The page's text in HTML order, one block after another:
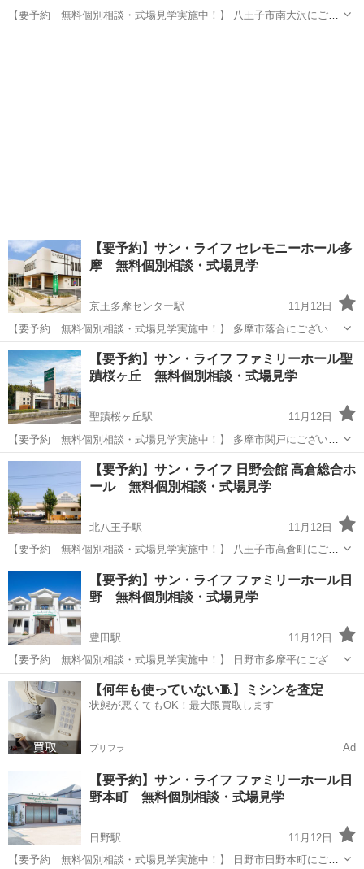
【要予約 無料個別相談・式場見学実施中！】 八王子市南大沢にござ
【要予約】サン・ライフ セレモニーホール多
摩 無料個別相談・式場見学
京王多摩センター駅
11月12日
【要予約 無料個別相談・式場見学実施中！】 多摩市落合にございま
すサン・ライフ セレモニーホール多摩にて予約制の無料個別相談、式
場見学を実施しております。 施設をよく知るスタッフが個別の事前相
談、式場をご案内いたします。...
東京 多摩市 京王多摩センター駅 ホール
【要予約】サン・ライフ ファミリーホール聖
蹟桜ヶ丘 無料個別相談・式場見学
聖蹟桜ヶ丘駅
11月12日
【要予約 無料個別相談・式場見学実施中！】 多摩市関戸にございま
すサン・ライフ ファミリーホール聖蹟桜ヶ丘にて予約制の無料個別相
談、式場見学を実施しております。 施設をよく知るスタッフが個別の
事前相談、式場をご案内いたし...
東京 多摩市 聖蹟桜ヶ丘駅 展示会
【要予約】サン・ライフ 日野会館 高倉総合ホ
ール 無料個別相談・式場見学
北八王子駅
11月12日
【要予約 無料個別相談・式場見学実施中！】 八王子市高倉町にござ
いますサン・ライフ 日野会館 高倉総合ホールにて予約制の無料個別相
談、式場見学を実施しております。 施設をよく知るスタッフが個別の
事前相談、式場をご案内いた...
東京 八王子市 北八王子駅 展示会
【要予約】サン・ライフ ファミリーホール日
野 無料個別相談・式場見学
豊田駅
11月12日
【要予約 無料個別相談・式場見学実施中！】 日野市多摩平にござい
ますサン・ライフ ファミリーホール日野にて予約制の無料個別相談、
式場見学を実施しております。 施設をよく知るスタッフが個別の事前
相談、式場をご案内いたします...
東京 日野市 豊田駅 ファミリー
【何年も使っていない🧵】ミシンを査定
状態が悪くてもOK！最大限買取します
プリフラ Ad
【要予約】サン・ライフ ファミリーホール日
野本町 無料個別相談・式場見学
日野駅
11月12日
【要予約 無料個別相談・式場見学実施中！】 日野市日野本町にござ